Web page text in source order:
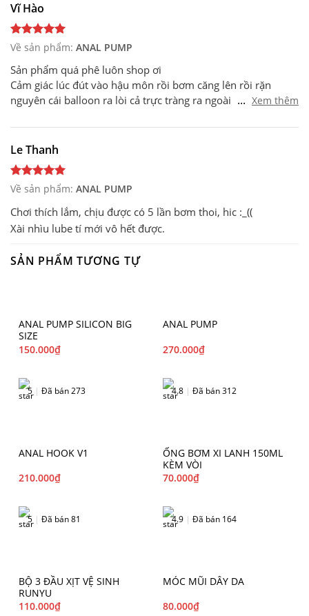
Vĩ Hào
Về sản phẩm: ANAL PUMP
Sản phẩm quá phê luôn shop ơi
Cảm giác lúc đút vào hậu môn rồi bơm căng lên rồi rặn
nguyên cái balloon ra lòi cả trực tràng ra ngoài, ta nói nó
Mong shop sẽ về size bơm được to hơn nữa, và về thêm
máy hút hậu môn nữa nhé shop ❤️
... Xem thêm
Le Thanh
Về sản phẩm: ANAL PUMP
Chơi thích lắm, chịu được có 5 lần bơm thoi, hic :_((
Xài nhìu lube tí mới vô hết được.
SẢN PHẨM TƯƠNG TỰ
ANAL PUMP SILICON BIG
SIZE
150.000₫
5 | Đã bán 273
ANAL PUMP
270.000₫
4.8 | Đã bán 312
ANAL HOOK V1
210.000₫
5 | Đã bán 81
ỐNG BƠM XI LANH 150ML
KÈM VÒI
70.000₫
4.9 | Đã bán 164
BỘ 3 ĐẦU XỊT VỆ SINH
RUNYU
110.000₫
MÓC MŨI DÂY DA
80.000₫